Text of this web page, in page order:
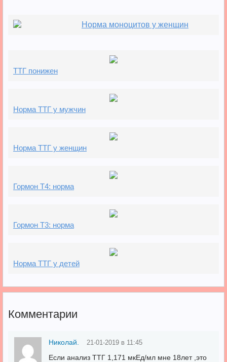
Норма моноцитов у женщин
ТТГ понижен
Норма ТТГ у мужчин
Норма ТТГ у женщин
Гормон Т4: норма
Гормон Т3: норма
Норма ТТГ у детей
Комментарии
Николай. 21-01-2019 в 11:45
Если анализ ТТГ 1,171 мкЕд/мл мне 18лет ,это